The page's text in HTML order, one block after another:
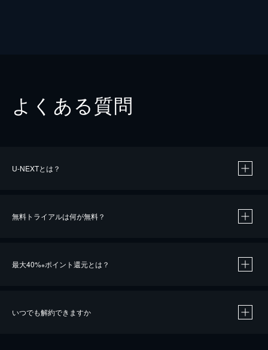
よくある質問
U-NEXTとは？
無料トライアルは何が無料？
最大40%※ポイント還元とは？
いつでも解約できますか